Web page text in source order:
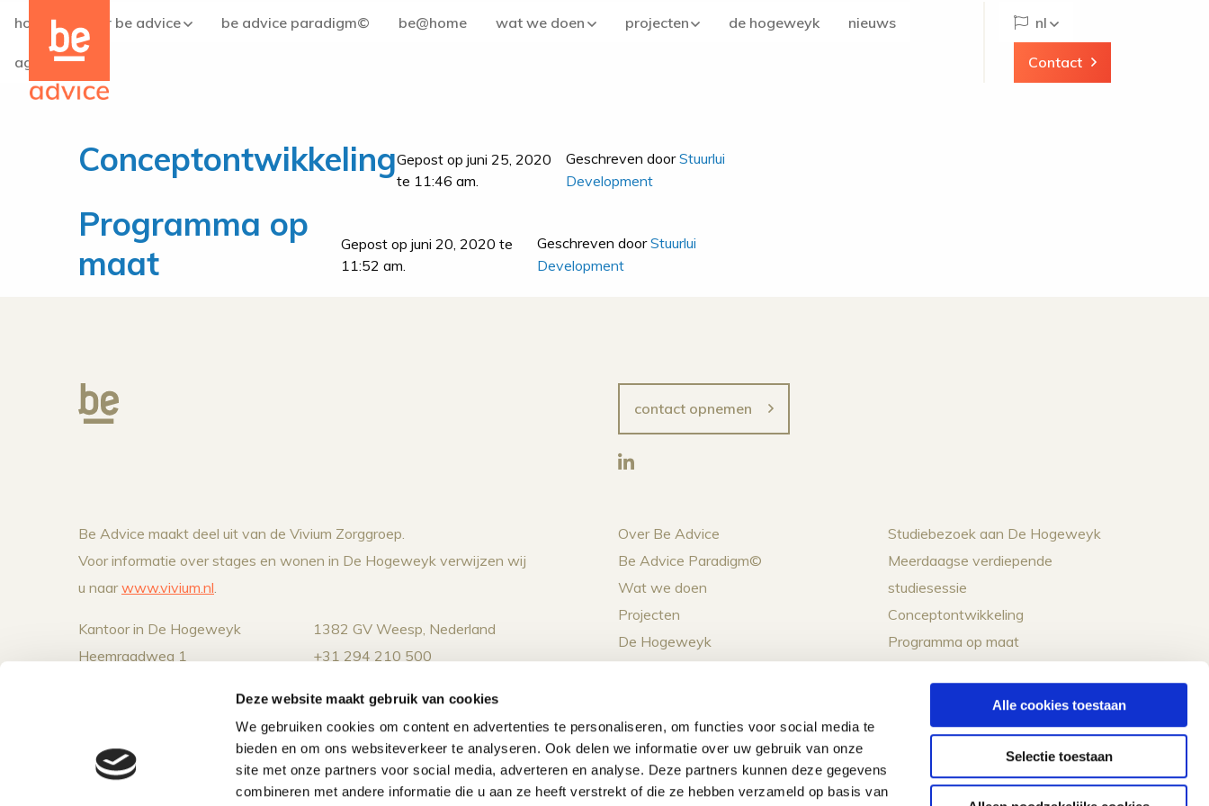
Deze website maakt gebruik van cookies
We gebruiken cookies om content en advertenties te personaliseren, om functies voor social media te
bieden en om ons websiteverkeer te analyseren. Ook delen we informatie over uw gebruik van onze
site met onze partners voor social media, adverteren en analyse. Deze partners kunnen deze gegevens
combineren met andere informatie die u aan ze heeft verstrekt of die ze hebben verzameld op basis van
Alle cookies toestaan
Selectie toestaan
the
care
concept
logo
the
care
concept
logo
home over be advice be advice paradigm© be@home wat we doen projecten de hogeweyk nieuws
agenda
nl
Contact
ConceptontwikkelingGepost op juni 25, 2020
te 11:46 am.
Geschreven doorStuurlui
Development
Programma op
maat
Gepost op juni 20, 2020 te
11:52 am.
Geschreven doorStuurlui
Development
contact opnemen
Be Advice maakt deel uit van de Vivium Zorggroep.
Voor informatie over stages en wonen in De Hogeweyk verwijzen wij
u naarwww.vivium.nl
Kantoor in De Hogeweyk
Heemraadweg 1
1382 GV Weesp, Nederland
+31 294 210 500
Over Be Advice
Be Advice Paradigm©
Wat we doen
Projecten
De Hogeweyk
Studiebezoek aan De Hogeweyk
Meerdaagse verdiepende
studiesessie
Conceptontwikkeling
Programma op maat